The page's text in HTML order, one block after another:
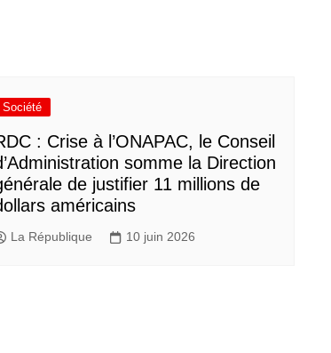
Société
: Crise à l’ONAPAC, le Conseil
somme la Direction
de justifier 11 millions de
américains
La République 10 juin 2026